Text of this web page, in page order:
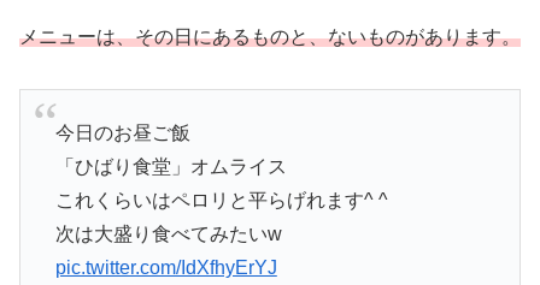
メニューは、その日にあるものと、ないものがあります。
今日のお昼ご飯
「ひばり食堂」オムライス
これくらいはペロリと平らげれます^ ^
次は大盛り食べてみたいw
pic.twitter.com/IdXfhyErYJ